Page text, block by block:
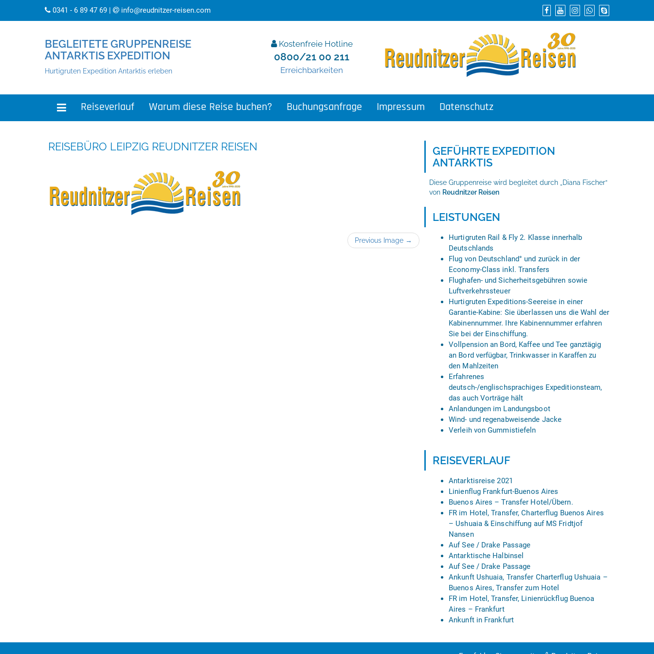
0341 - 6 89 47 69 | info@reudnitzer-reisen.com
BEGLEITETE GRUPPENREISE
ANTARKTIS EXPEDITION
Hurtigruten Expedition Antarktis erleben
Kostenfreie Hotline
0800/21 00 211
Erreichbarkeiten
Reiseverlauf Warum diese Reise buchen? Buchungsanfrage Impressum Datenschutz
REISEBÜRO LEIPZIG REUDNITZER REISEN
Previous Image →
GEFÜHRTE EXPEDITION
ANTARKTIS
Diese Gruppenreise wird begleitet durch „Diana Fischer“
von Reudnitzer Reisen
LEISTUNGEN
Hurtigruten Rail & Fly 2. Klasse innerhalb
Deutschlands
Flug von Deutschland° und zurück in der
Economy-Class inkl. Transfers
Flughafen- und Sicherheitsgebühren sowie
Luftverkehrssteuer
Hurtigruten Expeditions-Seereise in einer
Garantie-Kabine: Sie überlassen uns die Wahl der
Kabinennummer. Ihre Kabinennummer erfahren
Sie bei der Einschiffung.
Vollpension an Bord, Kaffee und Tee ganztägig
an Bord verfügbar, Trinkwasser in Karaffen zu
den Mahlzeiten
Erfahrenes
deutsch-/englischsprachiges Expeditionsteam,
das auch Vorträge hält
Anlandungen im Landungsboot
Wind- und regenabweisende Jacke
Verleih von Gummistiefeln
REISEVERLAUF
Antarktisreise 2021
Linienflug Frankfurt-Buenos Aires
Buenos Aires – Transfer Hotel/Übern.
FR im Hotel, Transfer, Charterflug Buenos Aires
– Ushuaia & Einschiffung auf MS Fridtjof
Nansen
Auf See / Drake Passage
Antarktische Halbinsel
Auf See / Drake Passage
Ankunft Ushuaia, Transfer Charterflug Ushuaia –
Buenos Aires, Transfer zum Hotel
FR im Hotel, Transfer, Linienrückflug Buenoa
Aires – Frankfurt
Ankunft in Frankfurt